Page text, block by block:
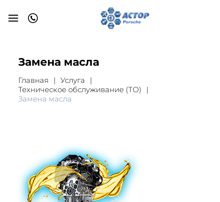
Замена масла
Главная
Услуга
Техническое обслуживание (ТО)
Замена масла